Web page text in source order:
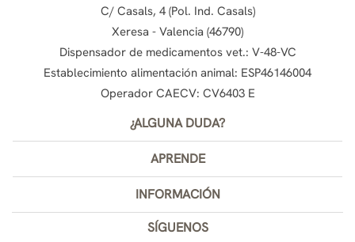
C/ Casals, 4 (Pol. Ind. Casals)
Xeresa - Valencia (46790)
Dispensador de medicamentos vet.: V-48-VC
Establecimiento alimentación animal: ESP46146004
Operador CAECV: CV6403 E
¿ALGUNA DUDA?
APRENDE
INFORMACIÓN
SÍGUENOS